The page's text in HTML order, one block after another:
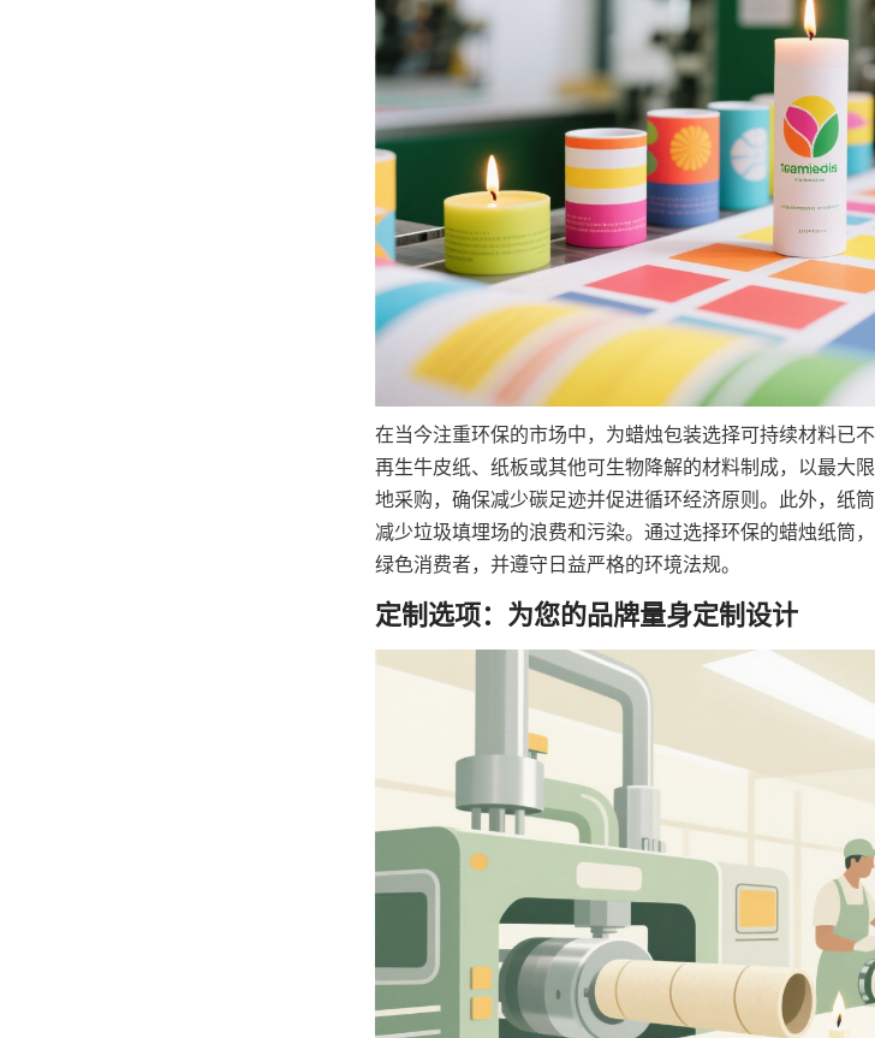
在当今注重环保的市场中，为蜡烛包装选择可持续材料已
再生牛皮纸、纸板或其他可生物降解的材料制成，以最大
地采购，确保减少碳足迹并促进循环经济原则。此外，纸
减少垃圾填埋场的浪费和污染。通过选择环保的蜡烛纸筒
绿色消费者，并遵守日益严格的环境法规。